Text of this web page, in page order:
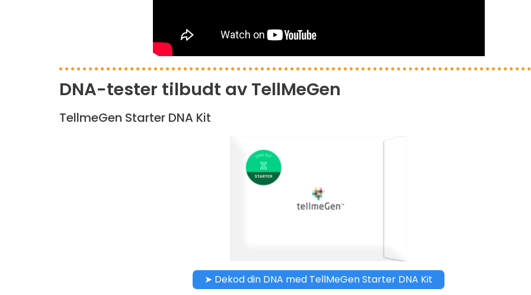
DNA-tester tilbudt av TellMeGen
TellmeGen Starter DNA Kit
➤ Dekod din DNA med TellMeGen Starter DNA Kit